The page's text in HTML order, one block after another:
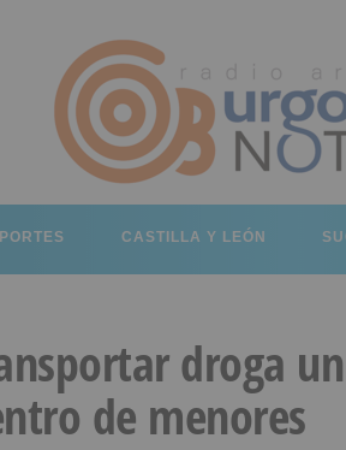
CASTILLA Y LEÓN
droga un
de menores